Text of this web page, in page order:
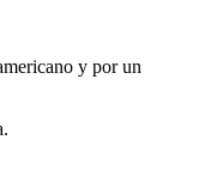
y por un